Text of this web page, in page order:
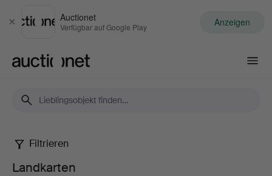
Schließen
Auctionet
Verfügbar auf Google Play Anzeigen
Landkarten
Filtrieren
Landkarten